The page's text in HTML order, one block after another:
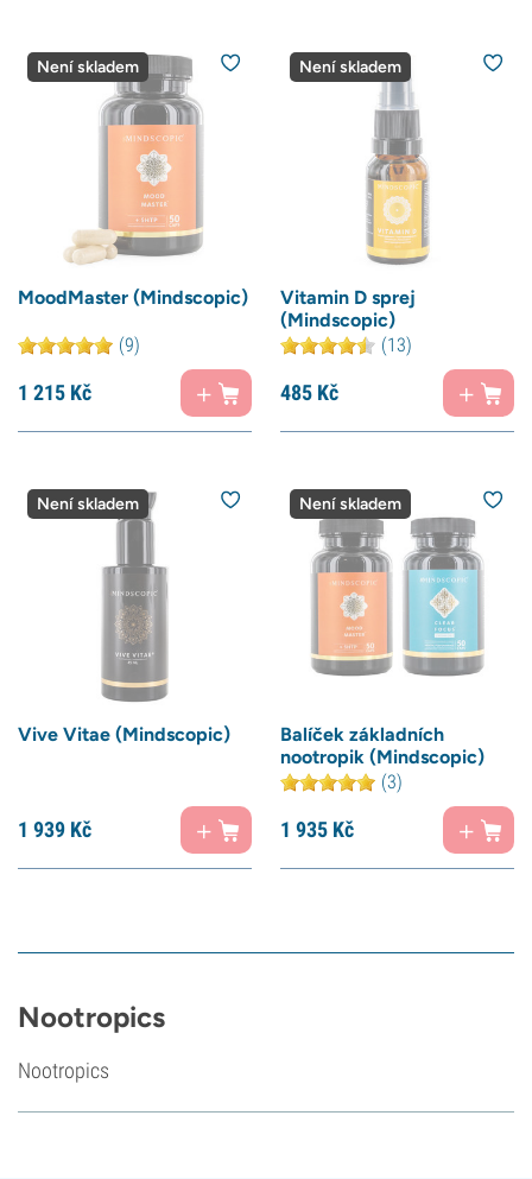
Není skladem
MoodMaster (Mindscopic)
(9)
1 215 Kč
Není skladem
Vitamin D sprej
(Mindscopic)
(13)
485 Kč
Není skladem
Vive Vitae (Mindscopic)
1 939 Kč
Není skladem
Balíček základních
nootropik (Mindscopic)
(3)
1 935 Kč
Nootropics
Nootropics